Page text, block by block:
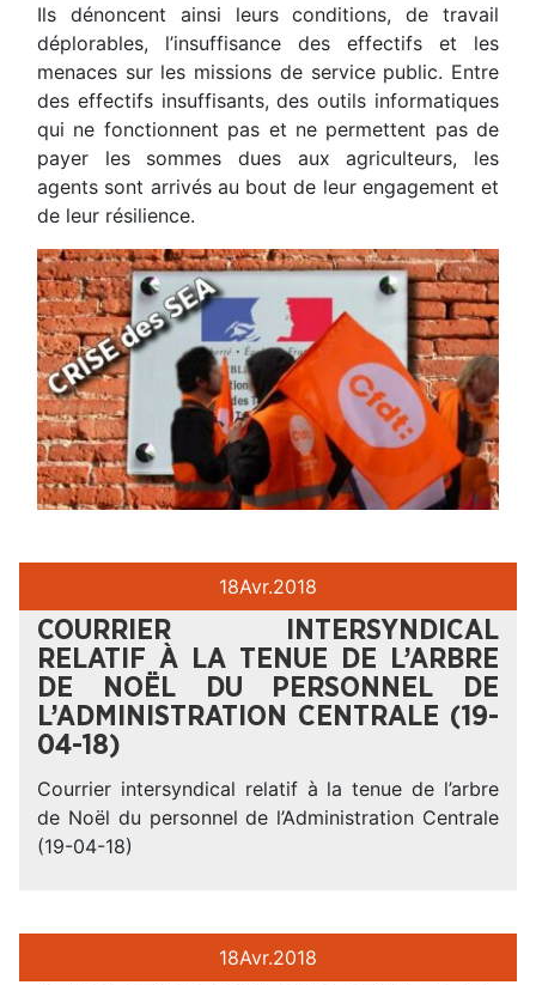
Ils dénoncent ainsi leurs conditions, de travail
déplorables, l’insuffisance des effectifs et les
menaces sur les missions de service public. Entre
des effectifs insuffisants, des outils informatiques
qui ne fonctionnent pas et ne permettent pas de
payer les sommes dues aux agriculteurs, les
agents sont arrivés au bout de leur engagement et
de leur résilience.
18Avr.2018
COURRIER INTERSYNDICAL
RELATIF À LA TENUE DE L’ARBRE
DE NOËL DU PERSONNEL DE
L’ADMINISTRATION CENTRALE (19-
04-18)
Courrier intersyndical relatif à la tenue de l’arbre
de Noël du personnel de l’Administration Centrale
(19-04-18)
18Avr.2018